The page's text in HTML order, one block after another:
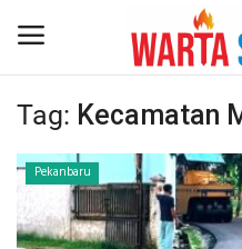
Home
NEWS
Tag: Kecamatan
Pekanbaru